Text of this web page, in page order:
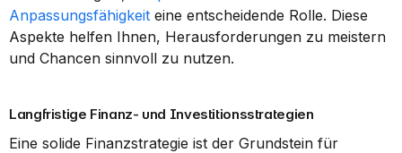
Anpassungsfähigkeit eine entscheidende Rolle. Diese
Aspekte helfen Ihnen, Herausforderungen zu meistern
und Chancen sinnvoll zu nutzen.
Langfristige Finanz- und Investitionsstrategien
Eine solide Finanzstrategie ist der Grundstein für